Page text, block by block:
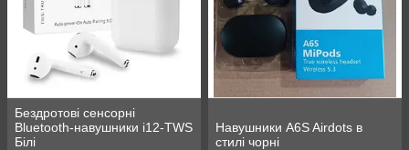
Бездротові сенсорні
Bluetooth-навушники i12-TWS
Білі
Навушники A6S Airdots в
стилі чорні